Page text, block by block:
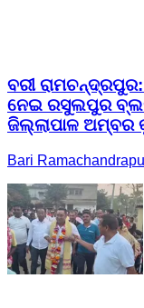
ବରୀ
ନେଇ ରସୁଲପୁର ବ୍ଲକ
ଜିଲ୍ଲାପାଳ ଅମ୍ବର
Bari